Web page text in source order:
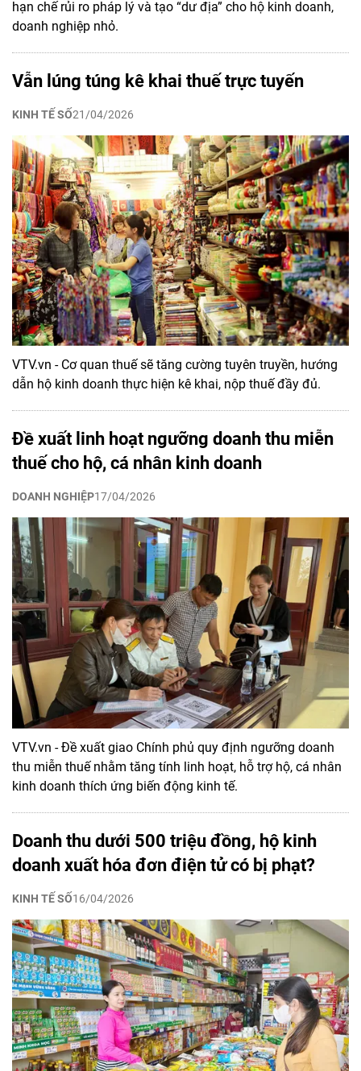
hạn chế rủi ro pháp lý và tạo “dư địa” cho hộ kinh doanh,
doanh nghiệp nhỏ.
Vẫn lúng túng kê khai thuế trực tuyến
KINH TẾ SỐ21/04/2026
VTV.vn - Cơ quan thuế sẽ tăng cường tuyên truyền, hướng
dẫn hộ kinh doanh thực hiện kê khai, nộp thuế đầy đủ.
Đề xuất linh hoạt ngưỡng doanh thu miễn
thuế cho hộ, cá nhân kinh doanh
DOANH NGHIỆP17/04/2026
VTV.vn - Đề xuất giao Chính phủ quy định ngưỡng doanh
thu miễn thuế nhằm tăng tính linh hoạt, hỗ trợ hộ, cá nhân
kinh doanh thích ứng biến động kinh tế.
Doanh thu dưới 500 triệu đồng, hộ kinh
doanh xuất hóa đơn điện tử có bị phạt?
KINH TẾ SỐ16/04/2026